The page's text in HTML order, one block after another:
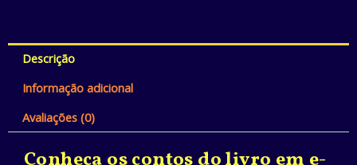
Um
quantidade
Descrição
Informação adicional
Avaliações (0)